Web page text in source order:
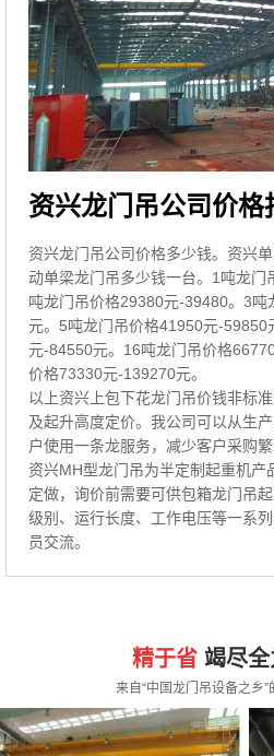
资兴龙门吊公司价格
资兴龙门吊公司价格多少钱。资兴
动单梁龙门吊多少钱一台。1吨龙
吨龙门吊价格29380元-39480。3
元。5吨龙门吊价格41950元-
元-84550元。16吨龙门吊价格
价格73330元-139270元。
以上资兴上包下花龙门吊价钱非标
及起升高度定价。我公司可以从生
户使用一条龙服务，减少客户采购繁
资兴MH型龙门吊为半定制起重机产
定做，询价前需要可供包箱龙门吊
级别、运行长度、工作电压等一系
员交流。
精于省 竭尽
来自“中国龙门吊设备之乡